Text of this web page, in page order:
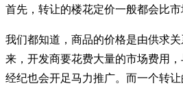
首先，转让的楼花定价一般都会比市
我们都知道，商品的价格是由供求
来，开发商要花费大量的市场费用
经纪也会开足马力推广。而一个转